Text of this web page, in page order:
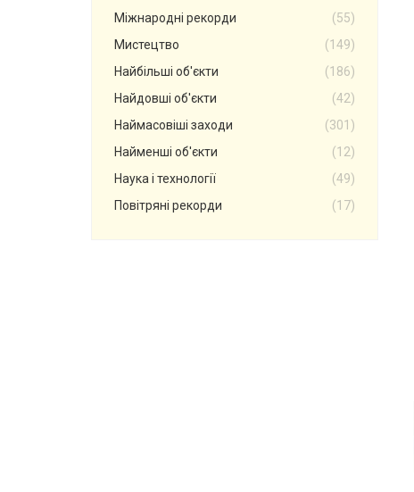
Міжнародні рекорди
(55)
Мистецтво
(149)
Найбільші об'єкти
(186)
Найдовші об'єкти
(42)
Наймасовіші заходи
(301)
Найменші об'єкти
(12)
Наука і технології
(49)
Повітряні рекорди
(17)